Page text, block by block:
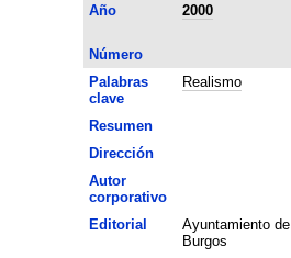
Año
2000
Número
Palabras
clave
Realismo
Resumen
Dirección
Autor
corporativo
Editorial
Ayuntamiento de
Burgos